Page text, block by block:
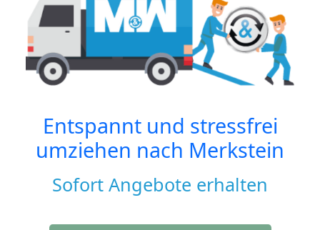
Entspannt und stressfrei
umziehen nach Merkstein
Sofort Angebote erhalten